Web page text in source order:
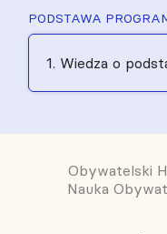
PODSTAWA
1. Wiedza o
Obywatelski
Nauka